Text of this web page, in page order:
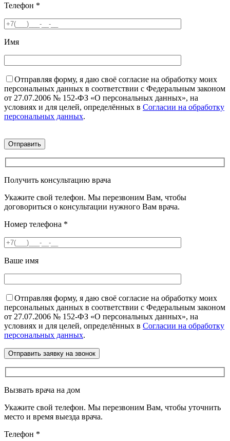
Телефон *
Имя
Отправляя форму, я даю своё согласие на обработку моих
персональных данных в соответствии с Федеральным законом
от 27.07.2006 № 152-ФЗ «О персональных данных», на
условиях и для целей, определённых в Согласии на обработку
персональных данных.
Получить консультацию врача
Укажите свой телефон. Мы перезвоним Вам, чтобы
договориться о консультации нужного Вам врача.
Номер телефона *
Ваше имя
Отправляя форму, я даю своё согласие на обработку моих
персональных данных в соответствии с Федеральным законом
от 27.07.2006 № 152-ФЗ «О персональных данных», на
условиях и для целей, определённых в Согласии на обработку
персональных данных.
Вызвать врача на дом
Укажите свой телефон. Мы перезвоним Вам, чтобы уточнить
место и время выезда врача.
Телефон *